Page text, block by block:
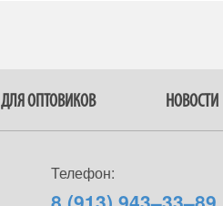
ДЛЯ ОПТОВИКОВ НОВОСТИ
Телефон: